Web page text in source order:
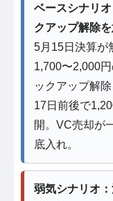
ベースシナリ
クアップ解除
5月15日決算が
1,700〜2,000
ックアップ解
17日前後で
開。VC売却が
底入れ。
弱気シナリオ